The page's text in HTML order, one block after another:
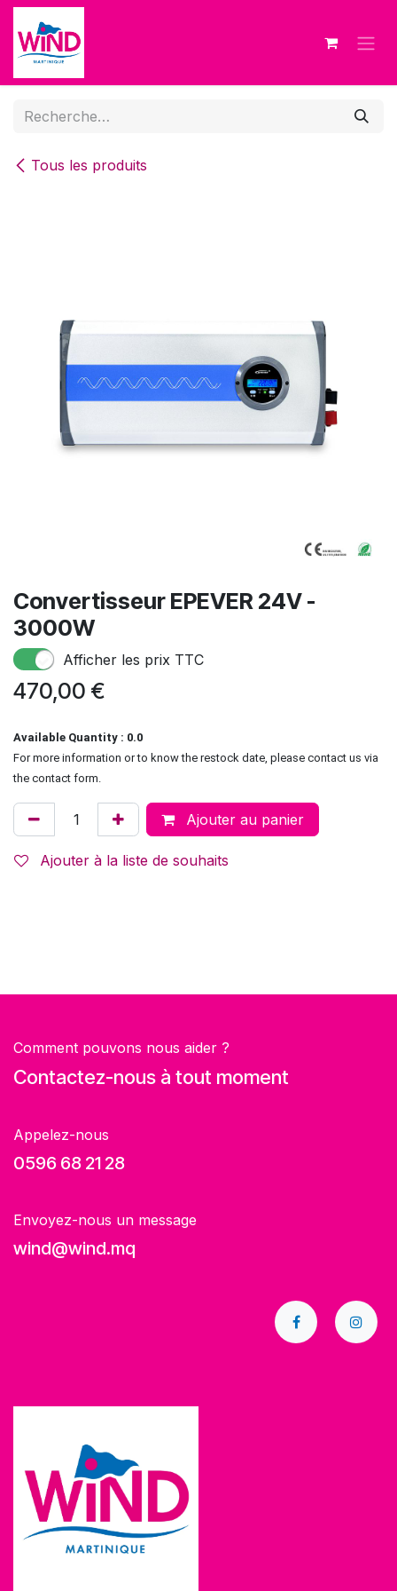
Se rendre au contenu
Tous les produits
Convertisseur EPEVER 24V -
3000W
Afficher les prix TTC
470,00 €
Available Quantity : 0.0
For more information or to know the restock date, please contact us via
the contact form.
Ajouter au panier
Ajouter à la liste de souhaits
Comment pouvons nous aider ?
Contactez-nous à tout moment
Appelez-nous
0596 68 21 28
Envoyez-nous un message
wind@wind.mq